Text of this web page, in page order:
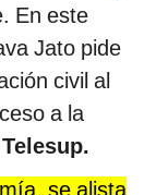
En este
Jato pide
civil al
a la
Telesup.
se alista